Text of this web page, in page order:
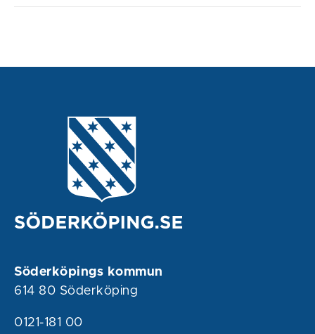
Söderköpings kommun
614 80 Söderköping
0121-181 00